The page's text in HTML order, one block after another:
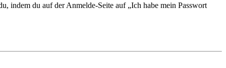
indem du auf der Anmelde-Seite auf „Ich habe mein Passwort